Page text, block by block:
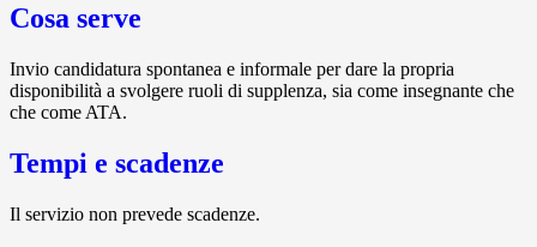
Cosa serve
Invio candidatura spontanea e informale per dare la propria
disponibilità a svolgere ruoli di supplenza, sia come insegnante che
che come ATA.
Tempi e scadenze
Il servizio non prevede scadenze.